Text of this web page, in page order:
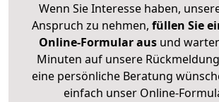
Wenn Sie Interesse haben,
Anspruch zu nehmen, füllen Sie
Online-Formular ausund
Minuten auf unsere
eine persönliche Beratung
einfach unser Online-